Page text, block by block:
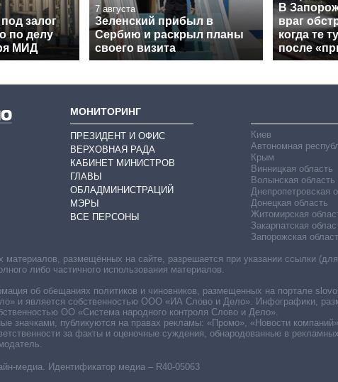
залог
по делу
МИД
7 августа
Зеленский прибыл в
Сербию и раскрыл планы
своего визита
В
враг
когда те
после
МОНИТОРИНГ
ПРЕЗИДЕНТ И ОФИС
ВЕРХОВНАЯ РАДА
КАБИНЕТ МИНИСТРОВ
ГЛАВЫ
ОБЛАДМИНИСТРАЦИЙ
МЭРЫ
ВСЕ ПЕРСОНЫ
Киев
Автономная
Крым
Винницкая область
Волынская область
Днепропетровская
Донецкая область
Житомирская
Закарпатская
Запорожская
медиа. Идентификатор медиа – R40-05063
материалов, размещённых на сайте, разрешается при указании ссылки
либо частичного использования материалов.
об обещаниях политиков и чиновников, размещенных на портале
и является собственностью ООО «ИА Слово и Дело». Инфографики,
ОО «Система народного контроля Слово и Дело».
значками, публикуются на правах рекламы: «Промо», «Новости
за факты и оценочные суждения, обнародованные в